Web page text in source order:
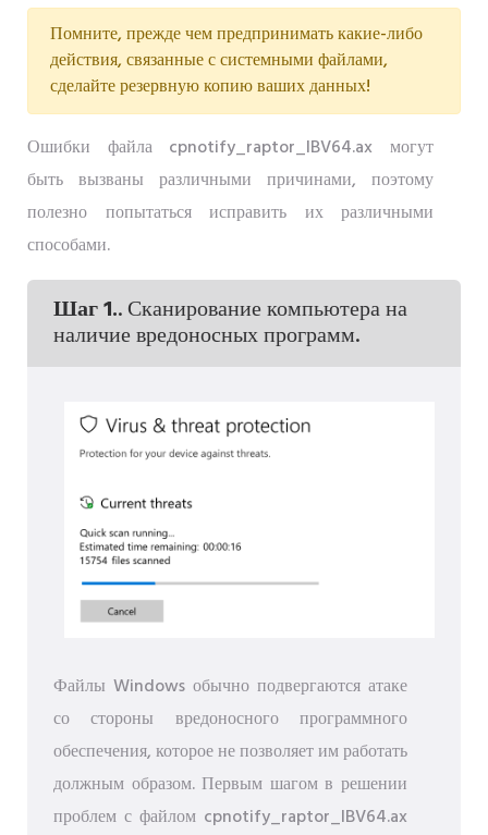
Помните, прежде чем предпринимать какие-либо
действия, связанные с системными файлами,
сделайте резервную копию ваших данных!
Ошибки файла cpnotify_raptor_IBV64.ax могут
быть вызваны различными причинами, поэтому
полезно попытаться исправить их различными
способами.
Шаг 1.. Сканирование компьютера на
наличие вредоносных программ.
Файлы Windows обычно подвергаются атаке
со стороны вредоносного программного
обеспечения, которое не позволяет им работать
должным образом. Первым шагом в решении
проблем с файлом cpnotify_raptor_IBV64.ax